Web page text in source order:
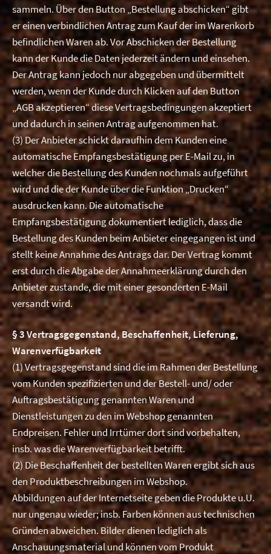
sammeln. Über den Button „Bestellung abschicken“ gibt
er einen verbindlichen Antrag zum Kauf der im Warenkorb
befindlichen Waren ab. Vor Abschicken der Bestellung
kann der Kunde die Daten jederzeit ändern und einsehen.
Der Antrag kann jedoch nur abgegeben und übermittelt
werden, wenn der Kunde durch Klicken auf den Button
„AGB akzeptieren“ diese Vertragsbedingungen akzeptiert
und dadurch in seinen Antrag aufgenommen hat.
(3) Der Anbieter schickt daraufhin dem Kunden eine
automatische Empfangsbestätigung per E-Mail zu, in
welcher die Bestellung des Kunden nochmals aufgeführt
wird und die der Kunde über die Funktion „Drucken“
ausdrucken kann. Die automatische
Empfangsbestätigung dokumentiert lediglich, dass die
Bestellung des Kunden beim Anbieter eingegangen ist und
stellt keine Annahme des Antrags dar. Der Vertrag kommt
erst durch die Abgabe der Annahmeerklärung durch den
Anbieter zustande, die mit einer gesonderten E-Mail
versandt wird.
§ 3 Vertragsgegenstand, Beschaffenheit, Lieferung,
Warenverfügbarkeit
(1) Vertragsgegenstand sind die im Rahmen der Bestellung
vom Kunden spezifizierten und der Bestell- und/ oder
Auftragsbestätigung genannten Waren und
Dienstleistungen zu den im Webshop genannten
Endpreisen. Fehler und Irrtümer dort sind vorbehalten,
insb. was die Warenverfügbarkeit betrifft.
(2) Die Beschaffenheit der bestellten Waren ergibt sich aus
den Produktbeschreibungen im Webshop.
Abbildungen auf der Internetseite geben die Produkte u.U.
nur ungenau wieder; insb. Farben können aus technischen
Gründen abweichen. Bilder dienen lediglich als
Anschauungsmaterial und können vom Produkt